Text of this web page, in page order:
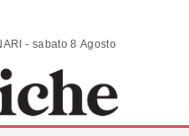
ANALISI | COMMENTI | SCENARI - sabato 8 Agosto 2026